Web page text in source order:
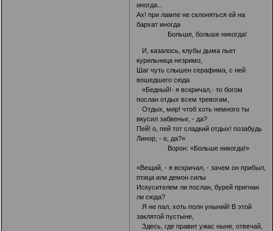
иногда...
Ах! при лампе не склоняться ей на
бархат иногда
Больше, больше никогда!
И, казалось, клубы дыма льет
курильница незримо,
Шаг чуть слышен серафима, с ней
вошедшего сюда.
«Бедный!- я вскричал,- то богом
послан отдых всем тревогам,
Отдых, мир! чтоб хоть немного ты
вкусил забвенье, - да?
Пей! о, пей тот сладкий отдых! позабудь
Линор, - о, да?»
Ворон: «Больше никогда!»
«Вещий, - я вскричал, - зачем он прибыл,
птица или демон силы
Искусителем ли послан, бурей пригнан
ли сюда?
Я не пал, хоть полн уныний! В этой
заклятой пустыне,
Здесь, где правит ужас ныне, отвечай,